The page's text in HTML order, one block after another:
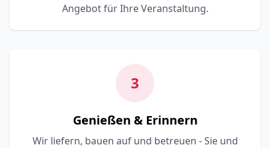
Angebot für Ihre Veranstaltung.
3
Genießen & Erinnern
Wir liefern, bauen auf und betreuen - Sie und